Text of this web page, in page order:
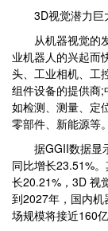
3D视觉潜力巨
从机器视觉的发
业机器人的兴起而
头、工业相机、工
组件设备的提供商;
如检测、测量、定
零部件、新能源等。
据GGII数据显示
同比增长23.51%
长20.21%，3D 视
到2027年，国内
场规模将接近160亿